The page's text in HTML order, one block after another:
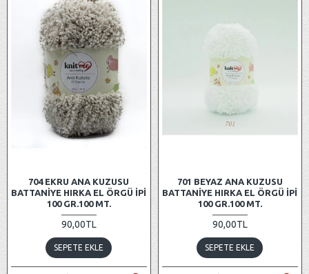
704 EKRU ANA KUZUSU
BATTANIYE HIRKA EL ÖRGÜ İPI
100 GR.100 MT.
90,00TL
SEPETE EKLE
701 BEYAZ ANA KUZUSU
BATTANIYE HIRKA EL ÖRGÜ İPI
100 GR.100 MT.
90,00TL
SEPETE EKLE